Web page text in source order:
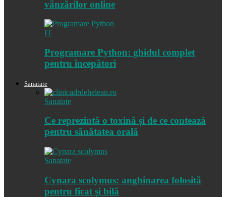
vânzărilor online
IT
Programare Python: ghidul complet
pentru începători
Sanatate
Sanatate
Ce reprezintă o toxină și de ce contează
pentru sănătatea orală
Sanatate
Cynara scolymus: anghinarea folosită
pentru ficat și bilă